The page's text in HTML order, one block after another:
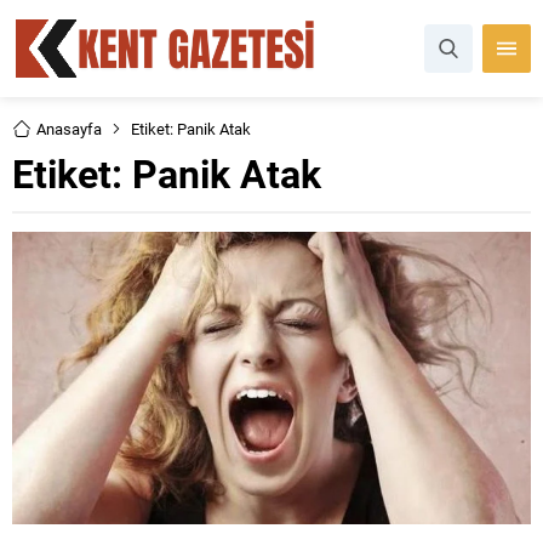
Anasayfa Etiket: Panik Atak
Etiket: Panik Atak